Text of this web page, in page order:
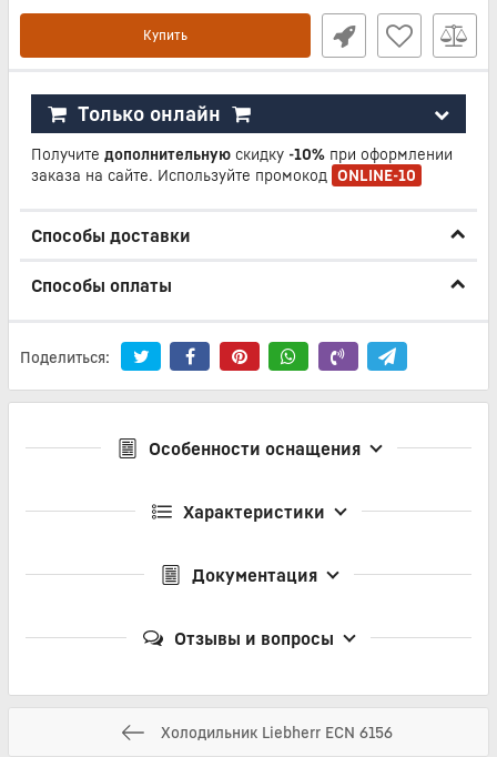
Купить
Только онлайн
Получите дополнительную скидку -10% при оформлении
заказа на сайте. Используйте промокод ONLINE-10
Способы доставки
Способы оплаты
Поделиться:
Особенности оснащения
Характеристики
Документация
Отзывы и вопросы
Холодильник Liebherr ECN 6156